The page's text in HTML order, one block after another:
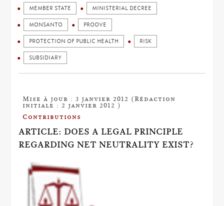
MEMBER STATE MINISTERIAL DECREE
MONSANTO PROOVE
PROTECTION OF PUBLIC HEALTH RISK
SUBSIDIARY
Mise à jour : 3 janvier 2012 (Rédaction
initiale : 2 janvier 2012 )
Contributions
ARTICLE: DOES A LEGAL PRINCIPLE
REGARDING NET NEUTRALITY EXIST?